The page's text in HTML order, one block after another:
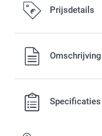
Prijsdetails
Alle prijzen zijn in
verzendkosten.Omschrijving
Specificaties